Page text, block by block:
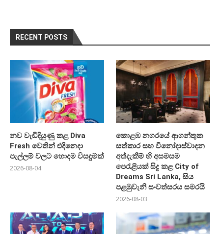
RECENT POSTS
නව වැඩිදියුණු කළ Diva
Fresh වෙතින් එදිනෙදා
පැල්ලම් වලට හොදම විසඳුමක්
2026-08-04
කොළඹ නගරයේ ආගන්තුක
සත්කාර සහ විනෝදාස්වාදන
අත්දැකීම් හි අසමසම
පෙරැළියක් සිදු කළ City of
Dreams Sri Lanka, සිය
පළමුවැනි සංවත්සරය සමරයි
2026-08-03